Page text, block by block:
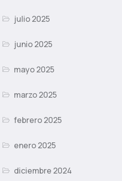
julio 2025
junio 2025
mayo 2025
marzo 2025
febrero 2025
enero 2025
diciembre 2024